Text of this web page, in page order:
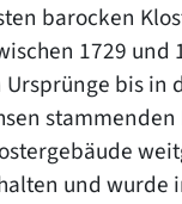
barocken
1729 und
bis in
und wurde